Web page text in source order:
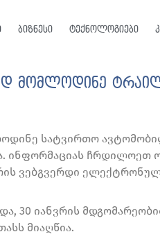
ბიზნესი ტექნოლოგიები
მომლოდინე
სატვირთო
ინფორმაციას ჩრდილოეთ
ვებგვერდი
30 იანვრის
მიაღწია.